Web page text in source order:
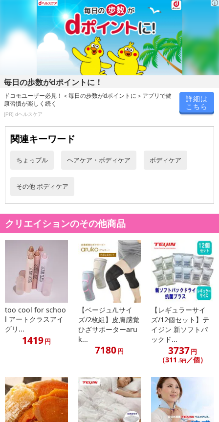
おへそのゴマは取ってもOK！！
毎日の歩数がdポイントに！
ドコモユーザー必見！＜毎日の歩数がdポイントに＞アプリで健
康習慣が楽しく続く
[PR] dヘルスケア
詳細は
こちら
関連キーワード
ちょっプル ヘアケア・ボディケア ボディケア
その他 ボディケア
クリエイションのその他商品
too cool for schoo
l アートクラスアイ
グリ...
1419円
【ベージュ/Lサイ
ズ/2枚組】皮膚感覚
ひざサポーターaru
k...
7180円
【レギュラーサイ
ズ/12個セット】テ
イジン 新ソフトパ
ックド...
3737円
（311 .5円／個）